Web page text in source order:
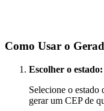
Como Usar o
Escolher o estado:
Selecione o
gerar um CEP de